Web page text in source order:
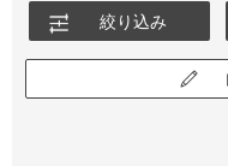
絞り込み